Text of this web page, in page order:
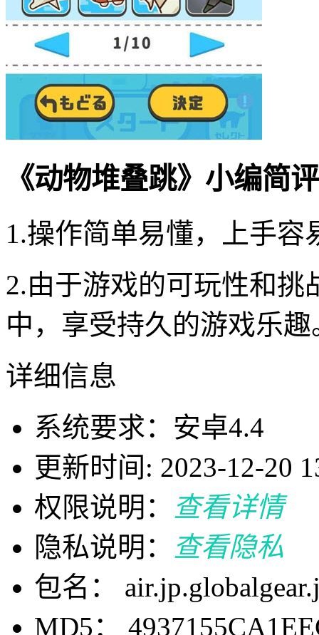
《动物堆叠跳》小编简
1.操作简单易懂，上手
2.由于游戏的可玩性和
中，享受持久的游戏乐趣
详细信息
系统要求：安卓4.4
更新时间: 2023-12-20
权限说明：
查看详情
隐私说明：
查看隐私
包名：
MD5：